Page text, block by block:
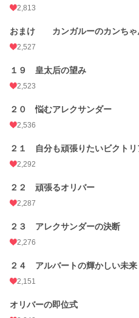
2,813
おまけ カンガルーのカンちゃ
2,527
１９ 皇太后の望み
2,523
２０ 悩むアレクサンダー
2,536
２１ 自分も頑張りたいビクトリ
2,292
２２ 頑張るオリバー
2,287
２３ アレクサンダーの決断
2,276
２４ アルバートの輝かしい未来
2,151
オリバーの即位式